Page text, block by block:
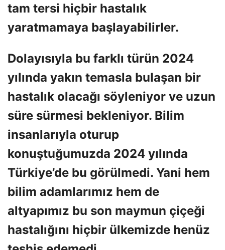
tam tersi hiçbir hastalık
yaratmamaya başlayabilirler.
Dolayısıyla bu farklı türün 2024
yılında yakın temasla bulaşan bir
hastalık olacağı söyleniyor ve uzun
süre sürmesi bekleniyor. Bilim
insanlarıyla oturup
konuştuğumuzda 2024 yılında
Türkiye’de bu görülmedi. Yani hem
bilim adamlarımız hem de
altyapımız bu son maymun çiçeği
hastalığını hiçbir ülkemizde henüz